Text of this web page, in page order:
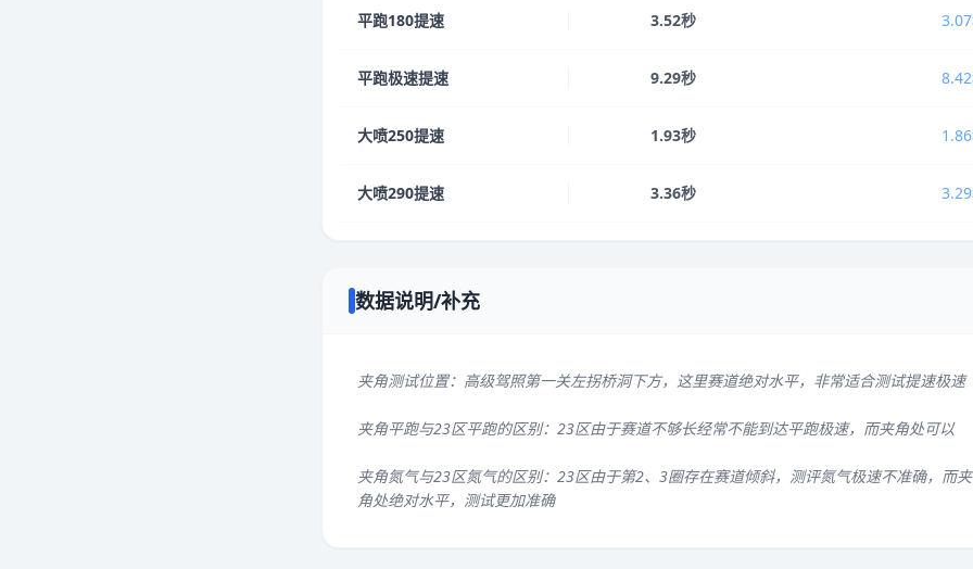
平跑180提速 3.52秒
平跑极速提速 9.29秒
大喷250提速 1.93秒
大喷290提速 3.36秒
数据说明/补充
夹角测试位置：高级驾照第一关左拐桥洞下方，这里赛道绝对水平，非常适合测试提速极速
夹角平跑与23区平跑的区别：23区由于赛道不够长经常不能到达平跑极速，而夹角处可以
夹角氮气与23区氮气的区别：23区由于第2、3圈存在赛道倾斜，测评氮气极速不准确，而夹
角处绝对水平，测试更加准确